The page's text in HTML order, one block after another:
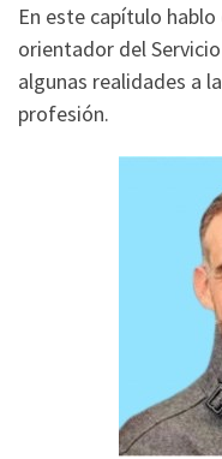
En este capítulo
orientador del
algunas realidades a
profesión.